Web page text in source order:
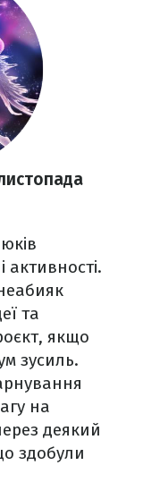
активності.
та
якщо
зусиль.
на
деякий
здобули